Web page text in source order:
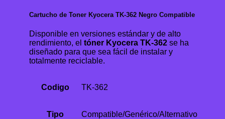
Cartucho de Toner Kyocera TK-362 Negro Compatible
Disponible en versiones estándar y de alto
rendimiento, el tóner Kyocera TK-362 se ha
diseñado para que sea fácil de instalar y
totalmente reciclable.
Codigo TK-362
Tipo Compatible/Genérico/Alternativo